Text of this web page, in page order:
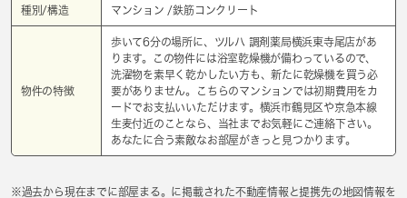
種別/構造 マンション /鉄筋コンクリート
物件の特徴
歩いて6分の場所に、ツルハ 調剤薬局横浜東寺尾店があ
ります。この物件には浴室乾燥機が備わっているので、
洗濯物を素早く乾かしたい方も、新たに乾燥機を買う必
要がありません。こちらのマンションでは初期費用をカ
ードでお支払いいただけます。横浜市鶴見区や京急本線
生麦付近のことなら、当社までお気軽にご連絡下さい。
あなたに合う素敵なお部屋がきっと見つかります。
※過去から現在までに部屋まる。に掲載された不動産情報と提携先の地図情報を